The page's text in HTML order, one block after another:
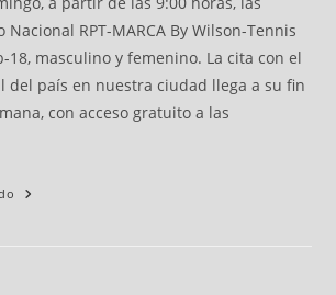
RPT-MARCA By Wilson-Tennis
18, masculino y femenino. La cita con el
del país en nuestra ciudad llega a su fin
con acceso gratuito a las